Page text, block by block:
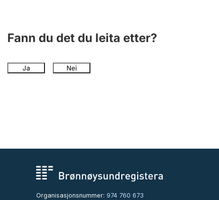
Fann du det du leita etter?
Ja Nei
Organisasjonsnummer: 974 760 673